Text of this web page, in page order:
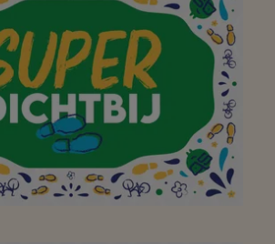
voor de
service! :)